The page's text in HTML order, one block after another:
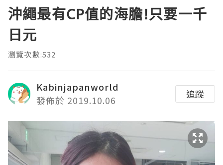
沖繩最有CP值的海膽!只要一千
日元
瀏覽次數:532
Kabinjapanworld
發佈於 2019.10.06
追蹤